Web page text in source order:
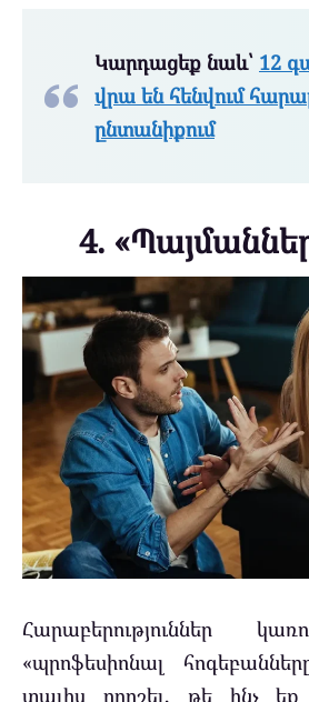
Կարդացեք նաև՝ 12
վրա են հենվում
ընտանիքում
4.
Հարաբերություններ
«պրոֆեսիոնալ
տալիս որոշել, թե ինչ